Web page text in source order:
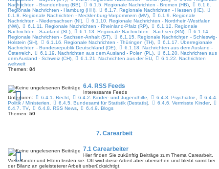
Nachrichten - Brandenburg (BB)
6.1.5. Regionale Nachrichten - Bremen (HB),
6.1.6.
Regionale Nachrichten - Hamburg (HH)
6.1.7. Regionale Nachrichten - Hessen (HE),
6.1.8. Regionale Nachrichten - Mecklenburg-Vorpommern (MV)
6.1.9. Regionale
Nachrichten - Niedersachsen (NI)
6.1.10. Regionale Nachrichten - Nordrhein-Westfalen
(NW)
6.1.11. Regionale Nachrichten - Rheinland-Pfalz (RP),
6.1.12. Regionale
Nachrichten - Saarland (SL)
6.1.13. Regionale Nachrichten - Sachsen (SN),
6.1.14.
Regionale Nachrichten - Sachsen-Anhalt (ST)
6.1.15. Regionale Nachrichten - Schleswig-
Holstein (SH)
6.1.16. Regionale Nachrichten - Thüringen (TH),
6.1.17. Überregionale
Nachrichten - Bundesrepublik Deutschland (DE)
6.1.18. Nachrichten aus dem Ausland -
Österreich
6.1.19. Nachrichten aus dem Ausland - Polen (PL),
6.1.20. Nachrichten aus
dem Ausland - Schweiz (CH)
6.1.21. Nachrichten aus der EU,
6.1.22. Nachrichten
weltweit
Themen: 84
6.4. RSS Feeds
Interessante Feeds
Unterforen:
6.4.1. Recht, 6.4.2. Kinder- und Jugendhilfe 6.4.3. Psychiatrie
6.4.4.
Politik / Ministerien
6.4.5. Bundesamt für Statistik (Destatis), 6.4.6. Vermisste Kinder,
6.4.7. TV
6.4.8. RSS News,
6.4.9. Blogs
Themen: 50
7. Carearbeit
7.1 Carearbeiter
Hier finden Sie zukünftig Beiträge zum Thema Carearbeit.
Viele Kinder und Eltern leisten sie. Oft wird diese Arbeit aber übersehen und bleibt somit bei
der Bilanz an geleisteterer Arbeit unberücksichtigt.